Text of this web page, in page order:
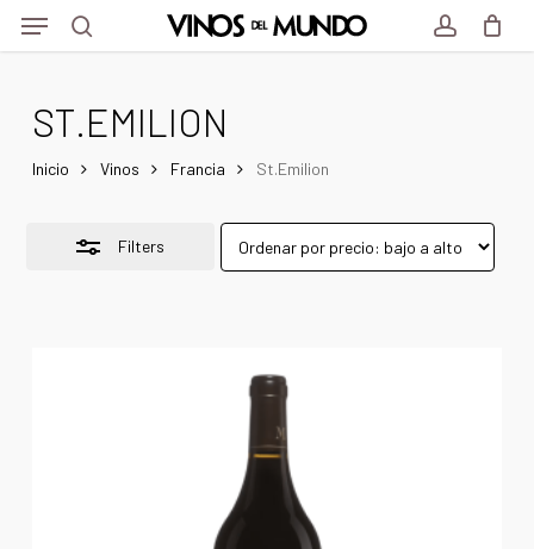
Skip
to
content
search account
Menu
ST.EMILION
Inicio Vinos Francia St.Emilion
Filters
Close
Menu